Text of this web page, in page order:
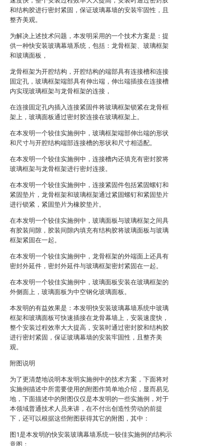
和结构胶进行密封紧固，保证玻璃幕墙的安装牢固性，且
整齐美观。
为解决上述技术问题，本发明采用的一个技术方案是：提
供一种快安装玻璃幕墙系统，包括：龙骨框架、玻璃框架
和玻璃面板，
龙骨框架为开腔结构，开腔结构的端部具有连接槽和连接
固定孔，玻璃框架端部具有伸出端，伸出端插接在连接槽
内实现玻璃框架与龙骨框架的连接，
在连接固定孔内插入连接紧固件将玻璃框架锁紧在龙骨框
架上，玻璃面板通过密封胶连接在玻璃框架上。
在本发明一个较佳实施例中，玻璃框架端部伸出端的形状
和尺寸与开腔结构端部连接槽的形状和尺寸相适配。
在本发明一个较佳实施例中，连接槽内还填充有密封胶将
玻璃框架与龙骨框架进行密封连接。
在本发明一个较佳实施例中，连接紧固件包括紧固螺钉和
紧固垫片，龙骨框架和玻璃框架通过紧固螺钉和紧固垫片
进行锁紧，紧固垫片为橡胶垫片。
在本发明一个较佳实施例中，玻璃面板与玻璃框架之间具
有胶装间隙，胶装间隙内填充有结构胶将玻璃面板与玻璃
框架紧固在一起。
在本发明一个较佳实施例中，龙骨框架的外端面上还具有
密封外延件，密封外延件与玻璃框架密封紧固在一起。
在本发明一个较佳实施例中，玻璃面板安装在玻璃框架的
外侧面上，玻璃面板为中空钢化玻璃面板。
本发明的有益效果是：本发明快安装玻璃幕墙系统中玻璃
框架和玻璃面板可快速插接在龙骨幕墙上，安装速度快，
整个安装过程效率大大提高，安装时通过密封胶和结构胶
进行密封紧固，保证玻璃幕墙的安装牢固性，且整齐美
观。
附图说明
为了更清楚地说明本发明实施例中的技术方案，下面将对
实施例描述中所需要使用的附图作简单地介绍，显而易见
地，下面描述中的附图仅仅是本发明的一些实施例，对于
本领域普通技术人员来讲，在不付出创造性劳动的前提
下，还可以根据这些附图获得其它的附图，其中：
图1是本发明的快安装玻璃幕墙系统一较佳实施例的结构示
意图；